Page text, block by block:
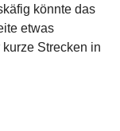
könnte das
etwas
Strecken in